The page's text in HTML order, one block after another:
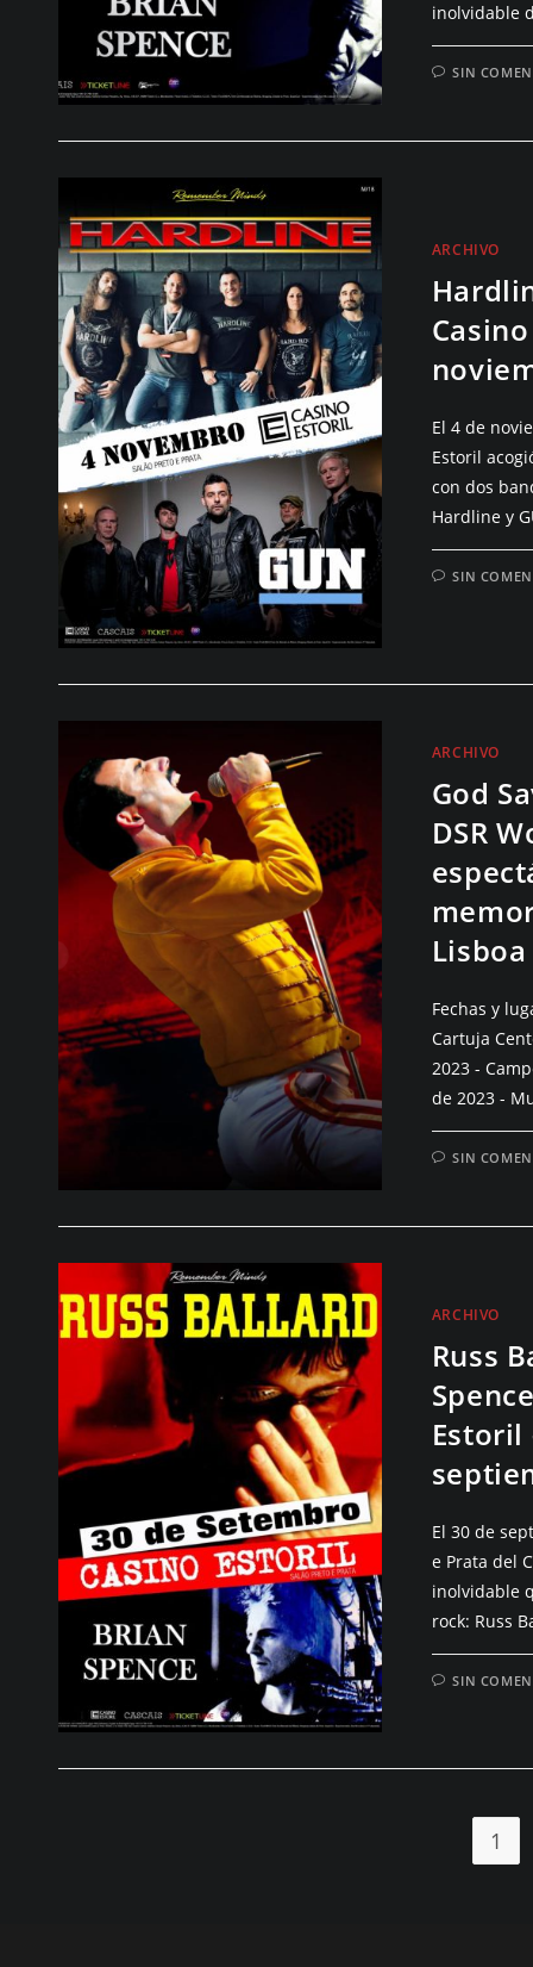
inolvidable
SIN
ARCHIVO
El 4 de
Estoril
con dos
Hardline y
SIN
ARCHIVO
God
DSR
Fechas y
Cartuja
2023 -
de 2023 -
SIN
ARCHIVO
Russ
Estoril
El 30 de
e Prata del
inolvidable
rock: Russ
SIN
1